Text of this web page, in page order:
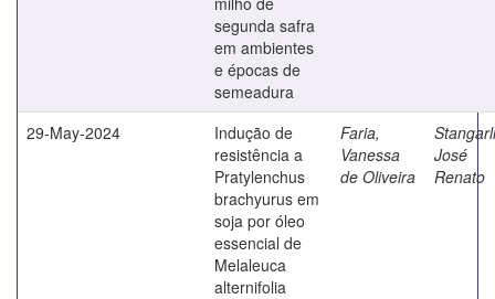
segunda safra
em ambientes
e épocas de
semeadura
29-May-2024
Indução de
resistência a
Pratylenchus
brachyurus em
soja por óleo
essencial de
Melaleuca
alternifolia
Faria,
Vanessa
de Oliveira
José
Renato